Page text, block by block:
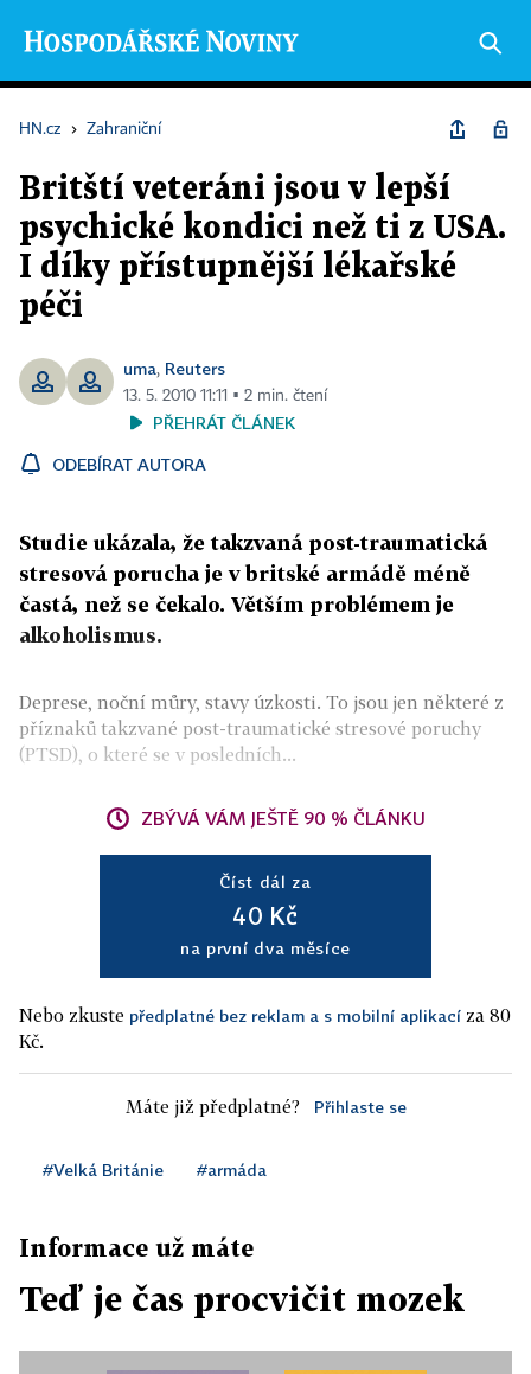
HN.cz › Zahraniční
Britští veteráni jsou v lepší
psychické kondici než ti z USA.
I díky přístupnější lékařské
péči
uma, Reuters
13. 5. 2010 11:11 ▪ 2 min. čtení
PŘEHRÁT ČLÁNEK
ODEBÍRAT AUTORA
Studie ukázala, že takzvaná post-traumatická
stresová porucha je v britské armádě méně
častá, než se čekalo. Větším problémem je
alkoholismus.
Deprese, noční můry, stavy úzkosti. To jsou jen některé z
příznaků takzvané post-traumatické stresové poruchy
(PTSD), o které se v posledních...
ZBÝVÁ VÁM JEŠTĚ 90 % ČLÁNKU
Číst dál za
40 Kč
na první dva měsíce
Nebo zkuste předplatné bez reklam a s mobilní aplikací za 80
Kč.
Máte již předplatné? Přihlaste se
#Velká Británie #armáda
Informace už máte
Teď je čas procvičit mozek